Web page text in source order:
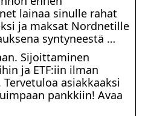
lainaa sinulle rahat
ja maksat Nordnetille
syntyneestä …
Sijoittaminen
ja ETF:iin ilman
asiakkaaksi
pankkiin! Avaa